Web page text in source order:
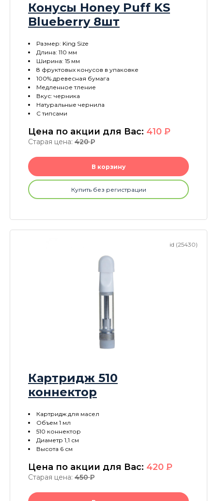
Конусы Honey Puff KS
Blueberry 8шт
Размер: King Size
Длина: 110 мм
Ширина: 15 мм
8 фруктовых конусов в упаковке
100% древесная бумага
Медленное тление
Вкус: черника
Натуральные чернила
С типсами
Цена по акции для Вас: 410 P
Старая цена: 420P
В корзину
Купить без регистрации
id (25430)
Картридж 510
коннектор
Картридж для масел
Объем 1 мл
510 коннектор
Диаметр 1,1 см
Высота 6 см
Цена по акции для Вас: 420 P
Старая цена: 450P